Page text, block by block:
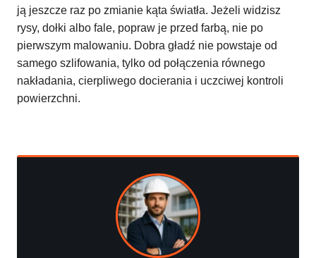
ją jeszcze raz po zmianie kąta światła. Jeżeli widzisz
rysy, dołki albo fale, popraw je przed farbą, nie po
pierwszym malowaniu. Dobra gładź nie powstaje od
samego szlifowania, tylko od połączenia równego
nakładania, cierpliwego docierania i uczciwej kontroli
powierzchni.